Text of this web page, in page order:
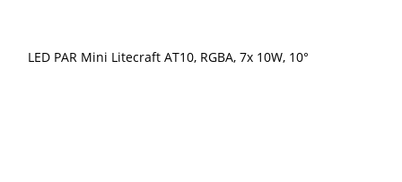
LED PAR Mini Litecraft AT10, RGBA, 7x 10W, 10°